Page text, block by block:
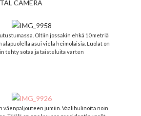
Oltiin jossakin ehkä 10 metriä
alapuolella asui vielä heimolaisia. Luolat on
tehty sotaa ja taisteluita varten
väenpaljouteen jumiin. Vaalihulinoita noin